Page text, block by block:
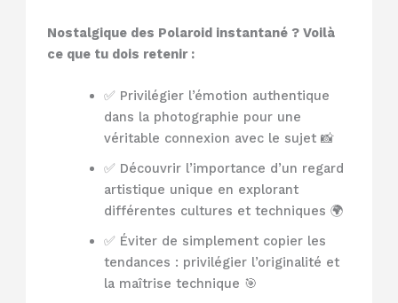
Nostalgique des Polaroid instantané ? Voilà
ce que tu dois retenir :
✅ Privilégier l’émotion authentique
dans la photographie pour une
véritable connexion avec le sujet 📸
✅ Découvrir l’importance d’un regard
artistique unique en explorant
différentes cultures et techniques 🌍
✅ Éviter de simplement copier les
tendances : privilégier l’originalité et
la maîtrise technique 🎯